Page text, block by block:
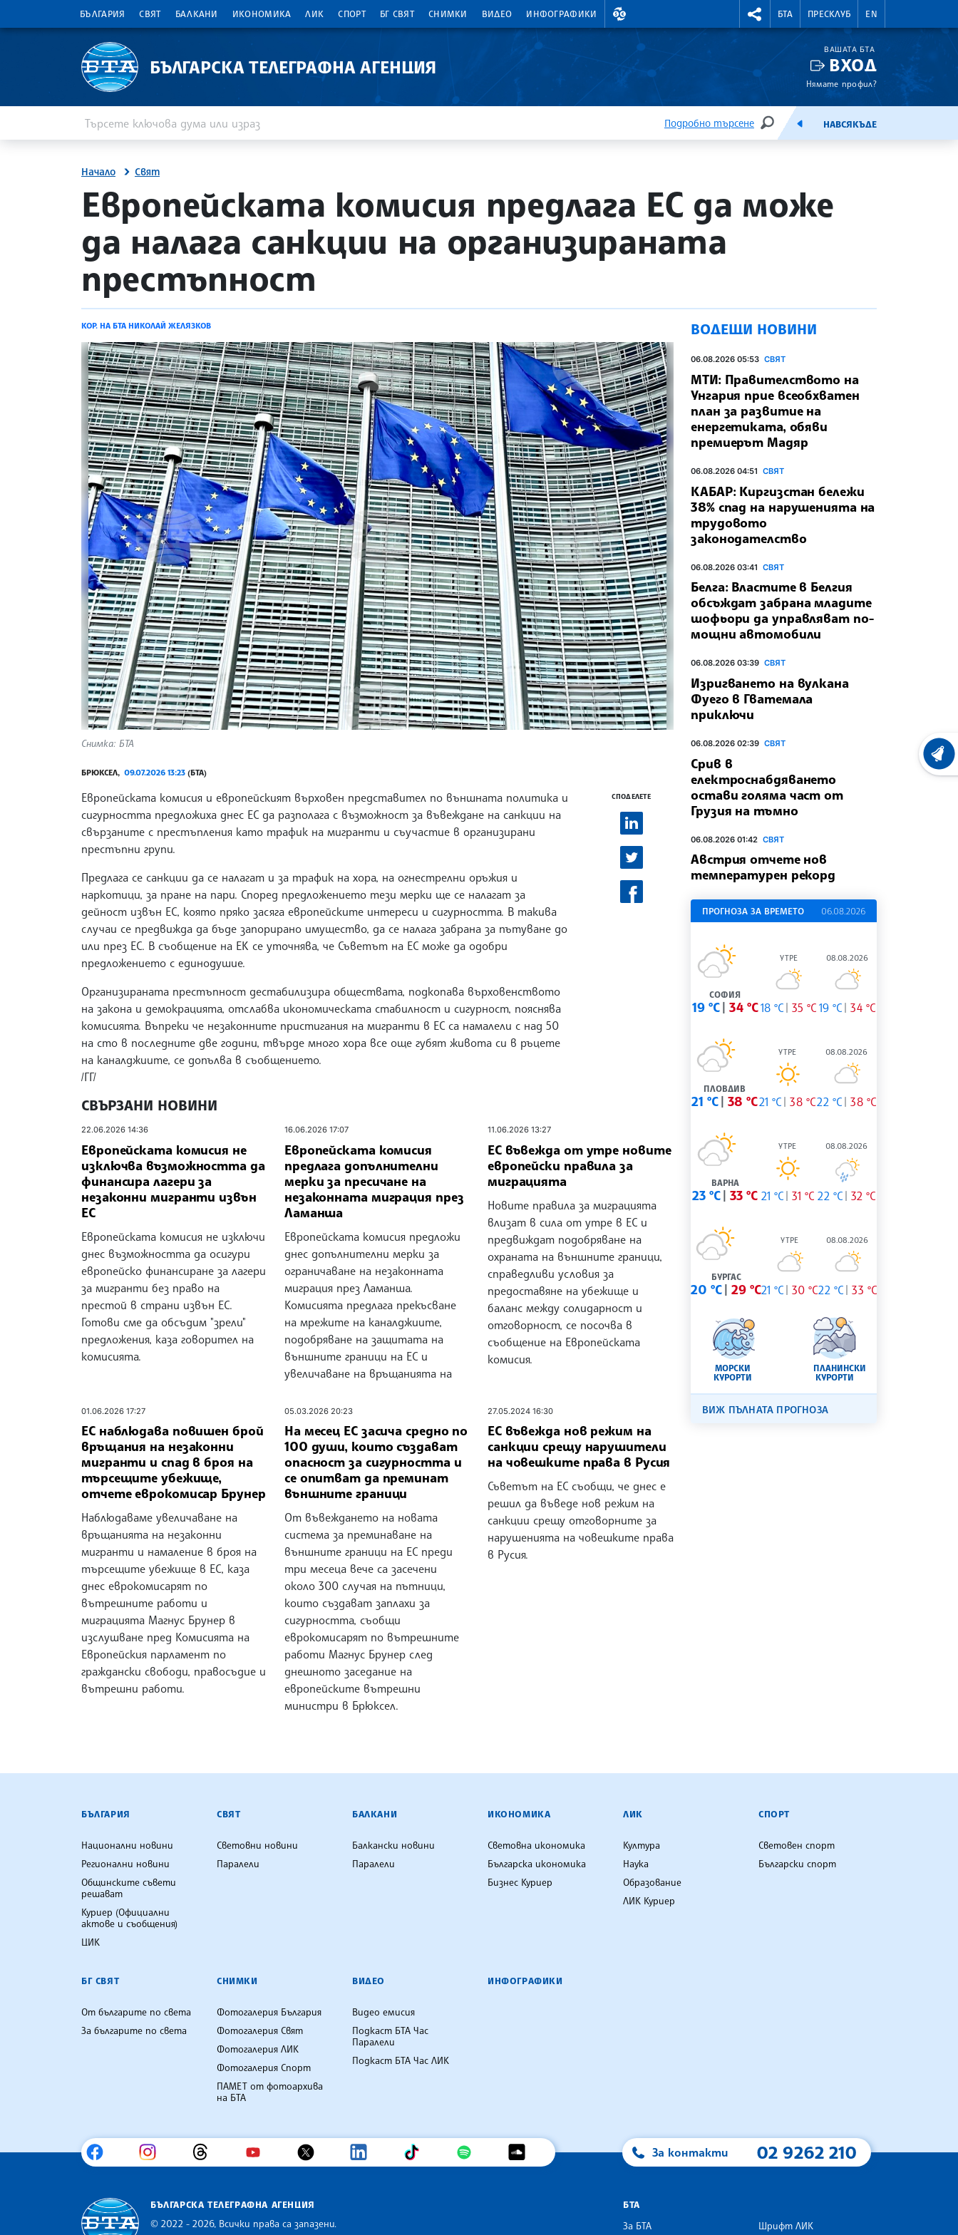
БЪЛГАРИЯ СВЯТ БАЛКАНИ ИКОНОМИКА ЛИК СПОРТ БГ СВЯТ СНИМКИ ВИДЕО ИНФОГРАФИКИ
ВАЛУТНИ КУРСОВЕ RIGHTMENU.SOCIAL
БТА ПРЕСКЛУБ EN
БЪЛГАРСКА ТЕЛЕГРАФНА АГЕНЦИЯ
ВАШАТА БТА
ВХОД
Нямате профил?
Подробно търсене
ТЪРСЕНЕЕМИСИЯНАВСЯКЪДЕ
Начало Свят
site.bta
Европейската комисия предлага ЕС да може
да налага санкции на организираната
престъпност
КОР. НА БТА НИКОЛАЙ ЖЕЛЯЗКОВ
Снимка: БТА
БРЮКСЕЛ, 09.07.2026 13:23 (БТА)
Европейската комисия и европейският върховен представител по външната политика и
сигурността предложиха днес ЕС да разполага с възможност за въвеждане на санкции на
свързаните с престъпления като трафик на мигранти и съучастие в организирани
престъпни групи.
Предлага се санкции да се налагат и за трафик на хора, на огнестрелни оръжия и
наркотици, за пране на пари. Според предложението тези мерки ще се налагат за
дейност извън ЕС, която пряко засяга европейските интереси и сигурността. В такива
случаи се предвижда да бъде запорирано имущество, да се налага забрана за пътуване до
или през ЕС. В съобщение на ЕК се уточнява, че Съветът на ЕС може да одобри
предложението с единодушие.
Организираната престъпност дестабилизира обществата, подкопава върховенството
на закона и демокрацията, отслабва икономическата стабилност и сигурност, пояснява
комисията. Въпреки че незаконните пристигания на мигранти в ЕС са намалели с над 50
на сто в последните две години, твърде много хора все още губят живота си в ръцете
на каналджиите, се допълва в съобщението.
/ГГ/
СПОДЕЛЕТЕ
СВЪРЗАНИ НОВИНИ
22.06.2026 14:36
Европейската комисия не
изключва възможността да
финансира лагери за
незаконни мигранти извън
ЕС
Европейската комисия не изключи
днес възможността да осигури
европейско финансиране за лагери
за мигранти без право на
престой в страни извън ЕС.
Готови сме да обсъдим "зрели"
предложения, каза говорител на
комисията.
16.06.2026 17:07
Европейската комисия
предлага допълнителни
мерки за пресичане на
незаконната миграция през
Ламанша
Европейската комисия предложи
днес допълнителни мерки за
ограничаване на незаконната
миграция през Ламанша.
Комисията предлага прекъсване
на мрежите на каналджиите,
подобряване на защитата на
външните граници на ЕС и
увеличаване на връщанията на
11.06.2026 13:27
ЕС въвежда от утре новите
европейски правила за
миграцията
Новите правила за миграцията
влизат в сила от утре в ЕС и
предвиждат подобряване на
охраната на външните граници,
справедливи условия за
предоставяне на убежище и
баланс между солидарност и
отговорност, се посочва в
съобщение на Европейската
комисия.
01.06.2026 17:27
ЕС наблюдава повишен брой
връщания на незаконни
мигранти и спад в броя на
търсещите убежище,
отчете еврокомисар Брунер
Наблюдаваме увеличаване на
връщанията на незаконни
мигранти и намаление в броя на
търсещите убежище в ЕС, каза
днес еврокомисарят по
вътрешните работи и
миграцията Магнус Брунер в
изслушване пред Комисията на
Европейския парламент по
граждански свободи, правосъдие и
вътрешни работи.
05.03.2026 20:23
На месец ЕС засича средно по
100 души, които създават
опасност за сигурността и
се опитват да преминат
външните граници
От въвеждането на новата
система за преминаване на
външните граници на ЕС преди
три месеца вече са засечени
около 300 случая на пътници,
които създават заплахи за
сигурността, съобщи
еврокомисарят по вътрешните
работи Магнус Брунер след
днешното заседание на
европейските вътрешни
министри в Брюксел.
27.05.2024 16:30
ЕС въвежда нов режим на
санкции срещу нарушители
на човешките права в Русия
Съветът на ЕС съобщи, че днес е
решил да въведе нов режим на
санкции срещу отговорните за
нарушенията на човешките права
в Русия.
ВОДЕЩИ НОВИНИ
06.08.2026 05:53 СВЯТ
МТИ: Правителството на
Унгария прие всеобхватен
план за развитие на
енергетиката, обяви
премиерът Мадяр
06.08.2026 04:51 СВЯТ
КАБАР: Киргизстан бележи
38% спад на нарушенията на
трудовото
законодателство
06.08.2026 03:41 СВЯТ
Белга: Властите в Белгия
обсъждат забрана младите
шофьори да управляват по-
мощни автомобили
06.08.2026 03:39 СВЯТ
Изригването на вулкана
Фуего в Гватемала
приключи
06.08.2026 02:39 СВЯТ
Срив в
електроснабдяването
остави голяма част от
Грузия на тъмно
06.08.2026 01:42 СВЯТ
Австрия отчете нов
температурен рекорд
ПРОГНОЗА ЗА ВРЕМЕТО 06.08.2026
СОФИЯ
19 °C 34 °C
УТРЕ
18 °C 35 °C
08.08.2026
19 °C 34 °C
ПЛОВДИВ
21 °C 38 °C
УТРЕ
21 °C 38 °C
08.08.2026
22 °C 38 °C
ВАРНА
23 °C 33 °C
УТРЕ
21 °C 31 °C
08.08.2026
22 °C 32 °C
БУРГАС
20 °C 29 °C
УТРЕ
21 °C 30 °C
08.08.2026
22 °C 33 °C
МОРСКИ
КУРОРТИ
ПЛАНИНСКИ
КУРОРТИ
ВИЖ ПЪЛНАТА ПРОГНОЗА
БЪЛГАРСКА ТЕЛЕГРАФНА АГЕНЦИЯ
БЪЛГАРИЯ
Национални новини
Регионални новини
Общинските съвети
решават
Куриер (Официални
актове и съобщения)
ЦИК
СВЯТ
Световни новини
Паралели
БАЛКАНИ
Балкански новини
Паралели
ИКОНОМИКА
Световна икономика
Българска икономика
Бизнес Куриер
ЛИК
Култура
Наука
Образование
ЛИК Куриер
СПОРТ
Световен спорт
Български спорт
БГ СВЯТ
От българите по света
За българите по света
СНИМКИ
Фотогалерия България
Фотогалерия Свят
Фотогалерия ЛИК
Фотогалерия Спорт
ПАМЕТ от фотоархива
на БТА
ВИДЕО
Видео емисия
Подкаст БТА Час
Паралели
Подкаст БТА Час ЛИК
ИНФОГРАФИКИ
За контакти 02 9262 210
БЪЛГАРСКА ТЕЛЕГРАФНА АГЕНЦИЯ
© 2022 - 2026, Всички права са запазени.
БТА
За БТА
Шрифт ЛИК